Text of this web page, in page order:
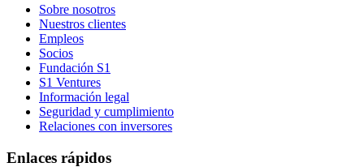
Sobre nosotros
Nuestros clientes
Empleos
Socios
Fundación S1
S1 Ventures
Información legal
Seguridad y cumplimiento
Relaciones con inversores
Enlaces rápidos